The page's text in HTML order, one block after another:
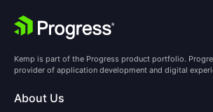
Kemp is part of the Progress product portfolio.
provider of application development and digital
About Us